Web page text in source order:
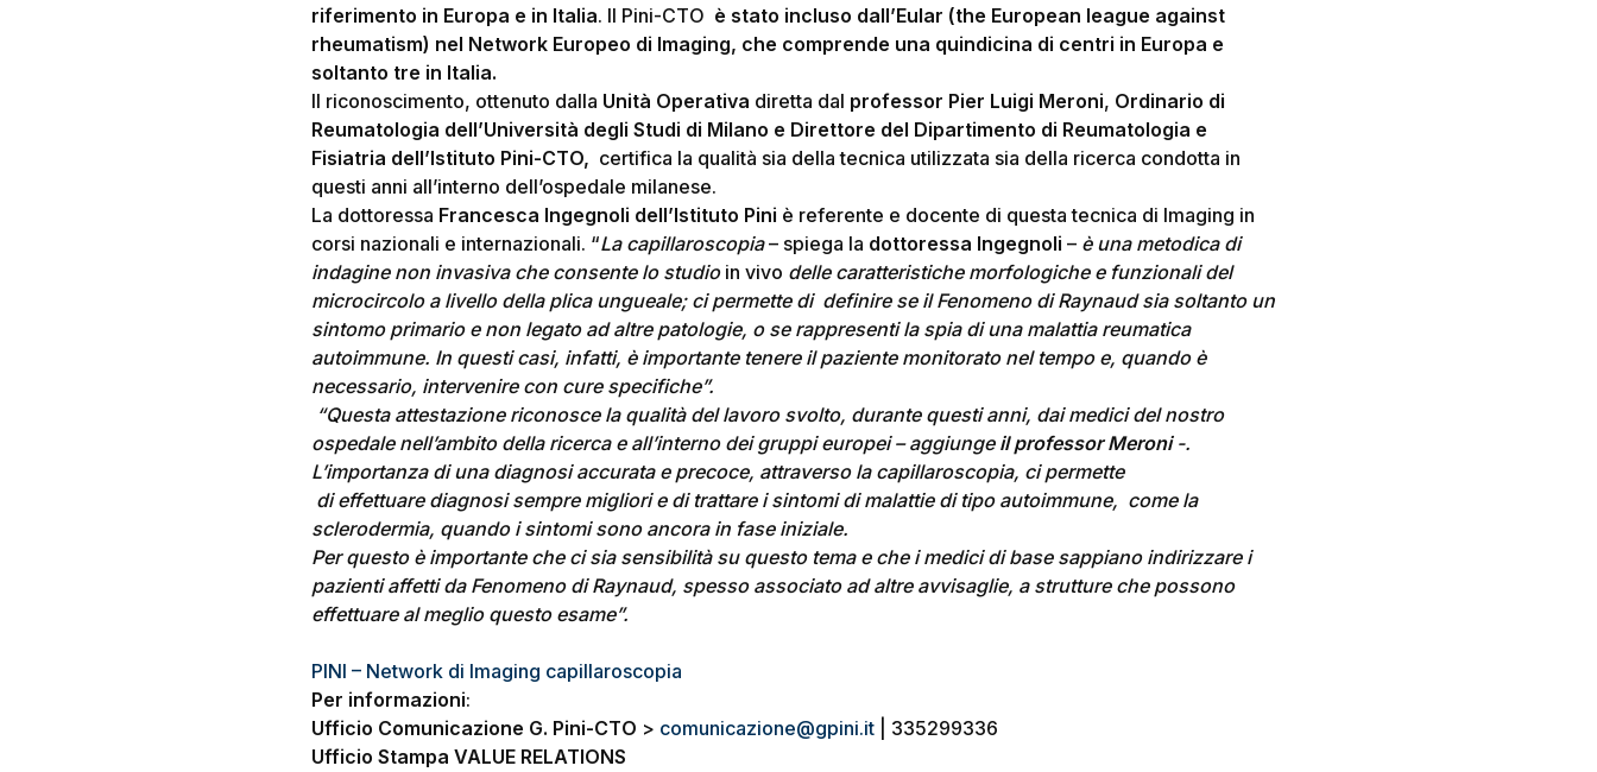
riferimento in Europa e in Italia. Il Pini-CTO è stato incluso dall’Eular (the European league against
rheumatism) nel Network Europeo di Imaging, che comprende una quindicina di centri in Europa e
soltanto tre in Italia.
Il riconoscimento, ottenuto dalla Unità Operativa diretta dal professor Pier Luigi Meroni, Ordinario di
Reumatologia dell’Università degli Studi di Milano e Direttore del Dipartimento di Reumatologia e
Fisiatria dell’Istituto Pini-CTO, certifica la qualità sia della tecnica utilizzata sia della ricerca condotta in
questi anni all’interno dell’ospedale milanese.
La dottoressa Francesca Ingegnoli dell’Istituto Pini è referente e docente di questa tecnica di Imaging in
corsi nazionali e internazionali. “La capillaroscopia– spiega la dottoressa Ingegnoli – è una metodica di
indagine non invasiva che consente lo studio in vivo delle caratteristiche morfologiche e funzionali del
microcircolo a livello della plica ungueale; ci permette di definire se il Fenomeno di Raynaud sia soltanto un
sintomo primario e non legato ad altre patologie, o se rappresenti la spia di una malattia reumatica
autoimmune. In questi casi, infatti, è importante tenere il paziente monitorato nel tempo e, quando è
necessario, intervenire con cure specifiche”.
“Questa attestazione riconosce la qualità del lavoro svolto, durante questi anni, dai medici del nostro
ospedale nell’ambito della ricerca e all’interno dei gruppi europei – aggiunge il professor Meroni-.
L’importanza di una diagnosi accurata e precoce, attraverso la capillaroscopia, ci permette
di effettuare diagnosi sempre migliori e di trattare i sintomi di malattie di tipo autoimmune, come la
sclerodermia, quando i sintomi sono ancora in fase iniziale.
Per questo è importante che ci sia sensibilità su questo tema e che i medici di base sappiano indirizzare i
pazienti affetti da Fenomeno di Raynaud, spesso associato ad altre avvisaglie, a strutture che possono
effettuare al meglio questo esame”.
PINI – Network di Imaging capillaroscopia
Per informazioni:
Ufficio Comunicazione G. Pini-CTO > comunicazione@gpini.it | 335299336
Ufficio Stampa VALUE RELATIONS